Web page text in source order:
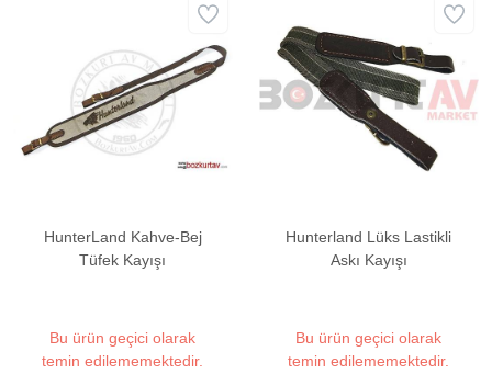
HunterLand Kahve-Bej
Tüfek Kayışı
Bu ürün geçici olarak
temin edilememektedir.
Hunterland Lüks Lastikli
Askı Kayışı
Bu ürün geçici olarak
temin edilememektedir.